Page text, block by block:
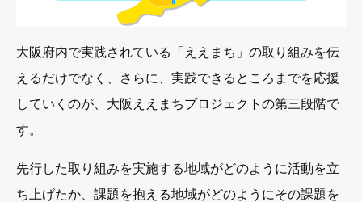
大阪府内で実践されている「ええまち」の取り組みを伝
えるだけでなく、さらに、実践できるところまでを応援
していくのが、大阪ええまちプロジェクトの第三段階で
す。
先行した取り組みを実施する地域がどのように活動を立
ち上げたか、課題を抱える地域がどのようにその課題を